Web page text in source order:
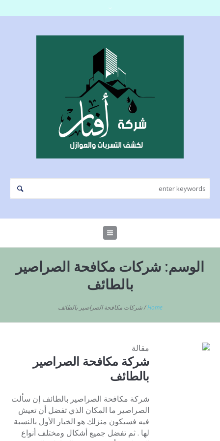
الوسم: شركات مكافحة الصراصير
بالطائف
Home
/شركات مكافحة الصراصير بالطائف
مقالة
شركة مكافحة الصراصير
بالطائف
شركة مكافحة الصراصير بالطائف إن سألت
الصراصير ما المكان الذي تفضل أن تعيش
فيه فسيكون منزلك هو الخيار الأول بالنسبة
لها . ثم تفضل جميع أشكال ومختلف أنواع